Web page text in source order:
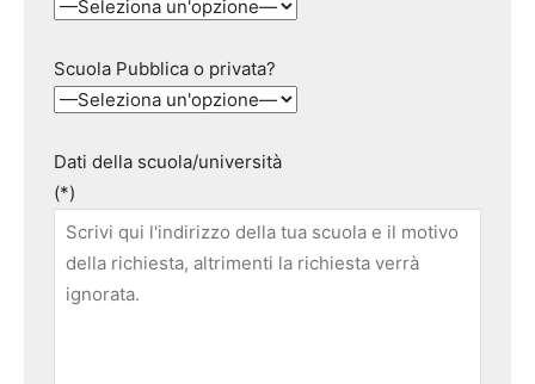
Scuola Pubblica o privata?
Dati della scuola/università
(*)